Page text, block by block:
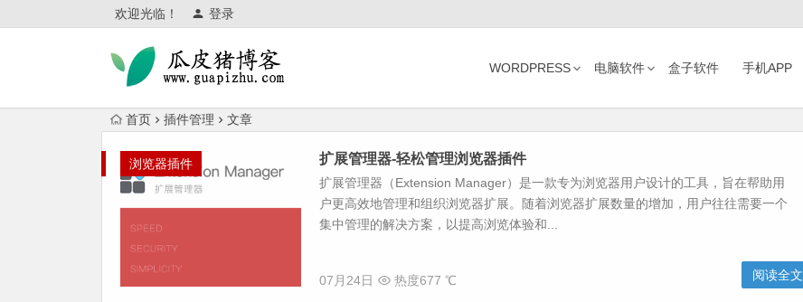
欢迎光临！ 登录
WORDPRESS 电脑软件 盒子软件 手机APP
首页 插件管理 文章
浏览器插件 扩展管理器-轻松管理浏览器插件
扩展管理器（Extension Manager）是一款专为浏览器用户设计的工具，旨在帮助用
户更高效地管理和组织浏览器扩展。随着浏览器扩展数量的增加，用户往往需要一个
集中管理的解决方案，以提高浏览体验和...
07月24日 热度677 ℃ 阅读全文